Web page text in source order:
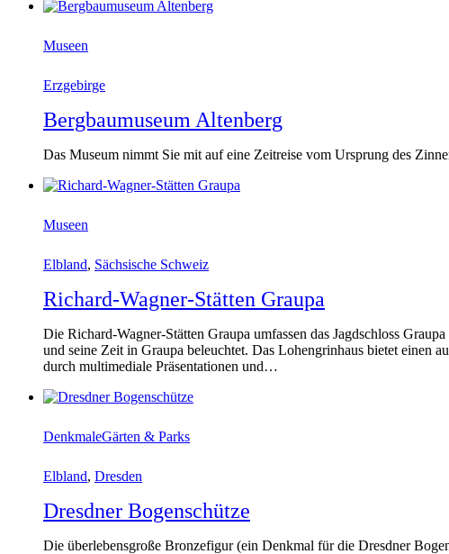
Museen
Erzgebirge
Bergbaumuseum Altenberg
Das Museum nimmt Sie mit auf eine Zeitreise vom Ursprung des
Museen
Elbland, Sächsische Schweiz
Richard-Wagner-Stätten Graupa
Die Richard-Wagner-Stätten Graupa umfassen das Jagdschloss
und seine Zeit in Graupa beleuchtet. Das Lohengrinhaus bietet einen
durch multimediale Präsentationen und…
DenkmaleGärten & Parks
Elbland, Dresden
Dresdner Bogenschütze
Die überlebensgroße Bronzefigur (ein Denkmal für die Dresdner